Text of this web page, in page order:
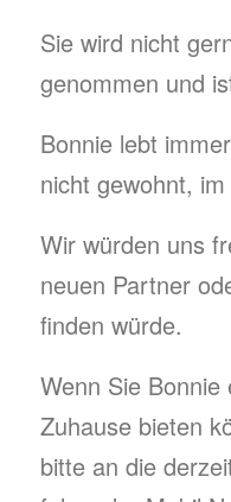
Sie wird nicht
genommen und
Bonnie lebt
nicht gewohnt,
Wir würden uns
neuen Partner
finden würde.
Wenn Sie
Zuhause bieten
bitte an die